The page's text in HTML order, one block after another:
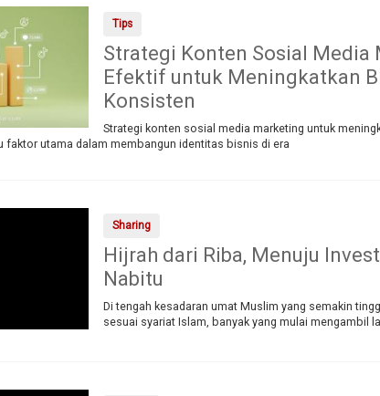
Tips
Strategi Konten Sosial Media
Efektif untuk Meningkatkan
Konsisten
Strategi konten sosial media marketing untuk
faktor utama dalam membangun identitas bisnis di era
Sharing
Hijrah dari Riba, Menuju
Nabitu
Di tengah kesadaran umat Muslim yang semakin
sesuai syariat Islam, banyak yang mulai mengambil